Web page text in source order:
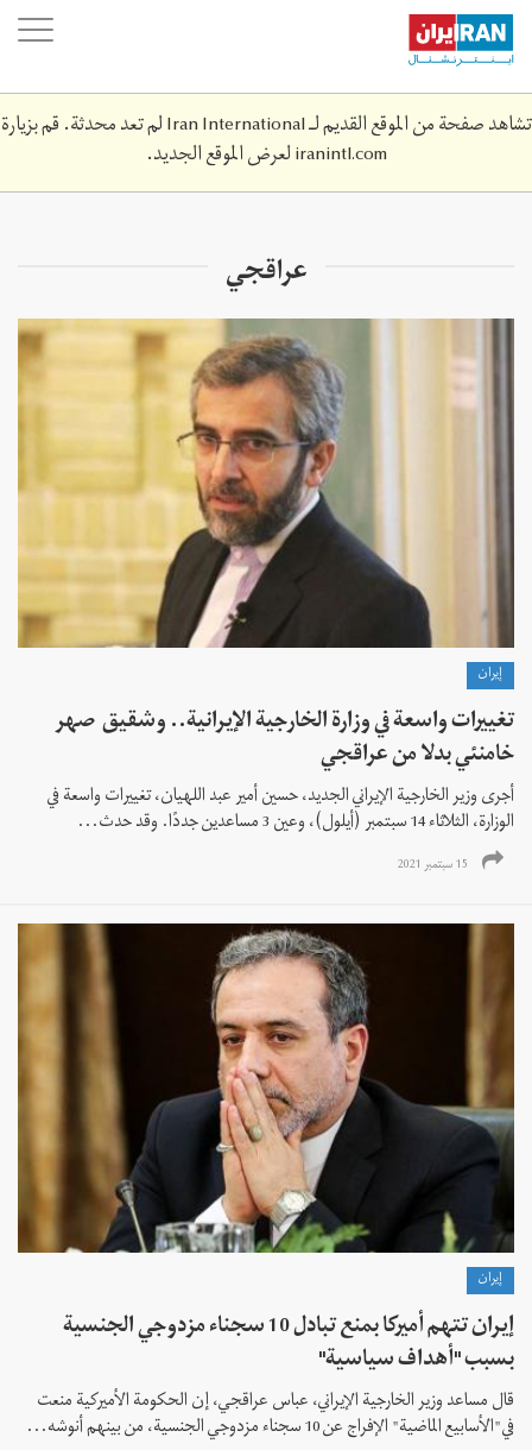
Skip
main
content
تشاهد صفحة من الموقع القديم لـ Iran International لم تعد محدثة. قم بزيارة
iranintl.comلعرض الموقع الجديد.
عراقجي
إيران
تغييرات واسعة في وزارة الخارجية الإيرانية.. وشقيق صهر
خامنئي بدلا من عراقجي
أجرى وزير الخارجية الإيراني الجديد، حسين أمير عبد اللهیان، تغييرات واسعة في
الوزارة، الثلاثاء 14 سبتمبر (أيلول)، وعين 3 مساعدين جددًا. وقد حدث...
15 سبتمبر 2021
إيران
إيران تتهم أميركا بمنع تبادل 10 سجناء مزدوجي الجنسية
بسبب "أهداف سياسية"
قال مساعد وزير الخارجية الإيراني، عباس عراقجي، إن الحكومة الأميركية منعت
في"الأسابيع الماضية" الإفراج عن 10 سجناء مزدوجي الجنسية، من بينهم أنوشه...